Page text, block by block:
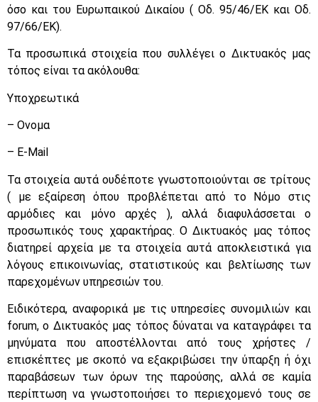
όσο και του Ευρωπαικού Δικαίου ( Οδ. 95/46/ΕΚ και Οδ.
97/66/ΕΚ).
Τα προσωπικά στοιχεία που συλλέγει ο Δικτυακός μας
τόπος είναι τα ακόλουθα:
Yποχρεωτικά
– Ονομα
– Ε-Mail
Τα στοιχεία αυτά ουδέποτε γνωστοποιούνται σε τρίτους
( με εξαίρεση όπου προβλέπεται από το Νόμο στις
αρμόδιες και μόνο αρχές ), αλλά διαφυλάσσεται ο
προσωπικός τους χαρακτήρας. Ο Δικτυακός μας τόπος
διατηρεί αρχεία με τα στοιχεία αυτά αποκλειστικά για
λόγους επικοινωνίας, στατιστικούς και βελτίωσης των
παρεχομένων υπηρεσιών του.
Ειδικότερα, αναφορικά με τις υπηρεσίες συνομιλιών και
forum, ο Δικτυακός μας τόπος δύναται να καταγράφει τα
μηνύματα που αποστέλλονται από τους χρήστες /
επισκέπτες με σκοπό να εξακριβώσει την ύπαρξη ή όχι
παραβάσεων των όρων της παρούσης, αλλά σε καμία
περίπτωση να γνωστοποιήσει το περιεχομενό τους σε